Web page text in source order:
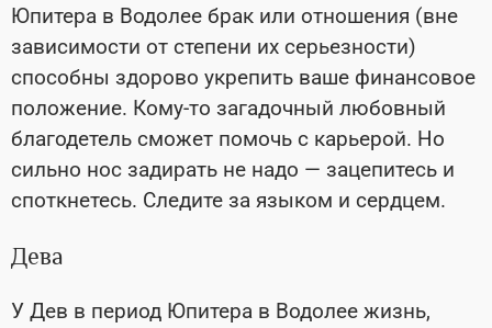
Юпитера в Водолее брак или отношения (вне
зависимости от степени их серьезности)
способны здорово укрепить ваше финансовое
положение. Кому-то загадочный любовный
благодетель сможет помочь с карьерой. Но
сильно нос задирать не надо — зацепитесь и
споткнетесь. Следите за языком и сердцем.
Дева
У Дев в период Юпитера в Водолее жизнь,